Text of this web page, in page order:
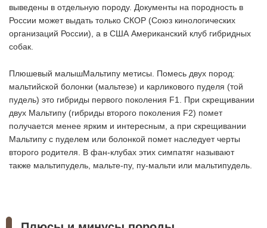
выведены в отдельную породу. Документы на породность в
России может выдать только СКОР (Союз кинологических
организаций России), а в США Американский клуб гибридных
собак.
Плюшевый малышМальтипу метисы. Помесь двух пород:
мальтийской болонки (мальтезе) и карликового пуделя (той
пудель) это гибриды первого поколения F1. При скрещивании
двух Мальтипу (гибриды второго поколения F2) помет
получается менее ярким и интересным, а при скрещивании
Мальтипу с пуделем или болонкой помет наследует черты
второго родителя. В фан-клубах этих симпатяг называют
также мальтипудель, мальте-пу, пу-мальти или мальтипудель.